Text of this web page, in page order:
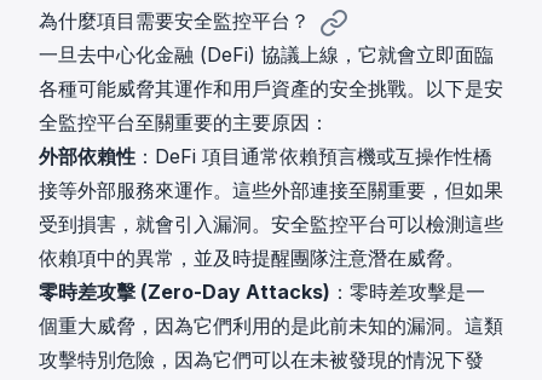
為什麼項目需要安全監控平台？
一旦去中心化金融 (DeFi) 協議上線，它就會立即面臨
各種可能威脅其運作和用戶資產的安全挑戰。以下是安
全監控平台至關重要的主要原因：
外部依賴性 ：DeFi 項目通常依賴預言機或互操作性橋
接等外部服務來運作。這些外部連接至關重要，但如果
受到損害，就會引入漏洞。安全監控平台可以檢測這些
依賴項中的異常，並及時提醒團隊注意潛在威脅。
零時差攻擊 (Zero-Day Attacks) ：零時差攻擊是一
個重大威脅，因為它們利用的是此前未知的漏洞。這類
攻擊特別危險，因為它們可以在未被發現的情況下發